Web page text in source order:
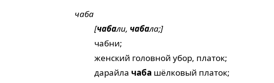
чаба
[чабали, чабала;]
чабни;
женский головной убор, платок;
дарайла чаба шёлковый платок;